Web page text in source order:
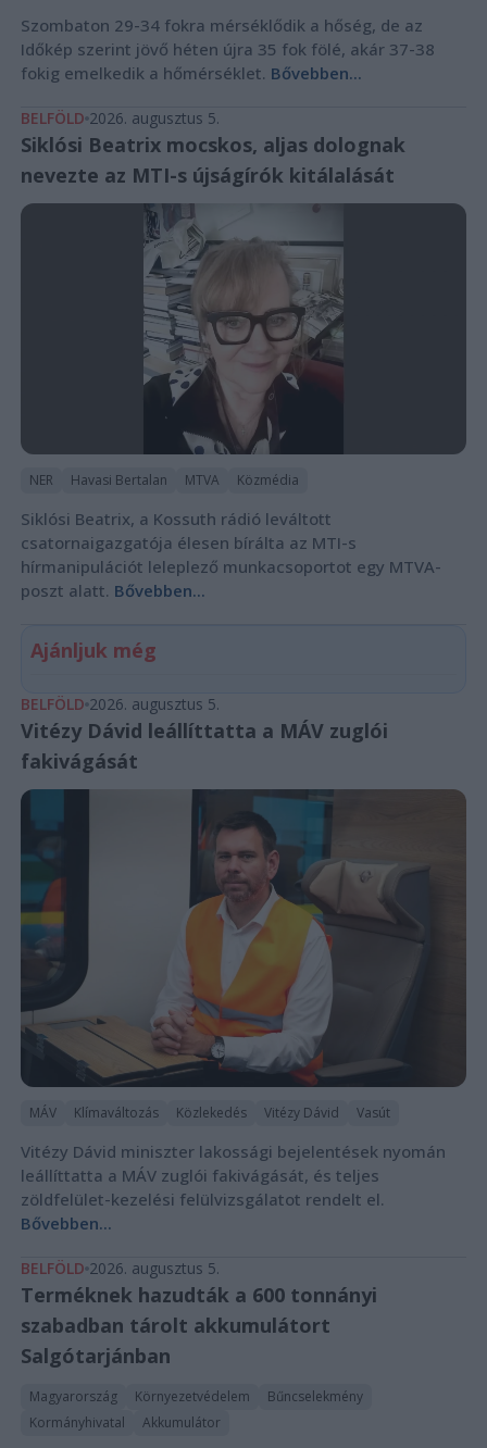
Szombaton 29-34 fokra mérséklődik a hőség, de az
Időkép szerint jövő héten újra 35 fok fölé, akár 37-38
fokig emelkedik a hőmérséklet. Bővebben...
BELFÖLD 2026. augusztus 5.
Siklósi Beatrix mocskos, aljas dolognak
nevezte az MTI-s újságírók kitálalását
NER Havasi Bertalan MTVA Közmédia
Siklósi Beatrix, a Kossuth rádió leváltott
csatornaigazgatója élesen bírálta az MTI-s
hírmanipulációt leleplező munkacsoportot egy MTVA-
poszt alatt. Bővebben...
Ajánljuk még
BELFÖLD 2026. augusztus 5.
Vitézy Dávid leállíttatta a MÁV zuglói
fakivágását
MÁV Klímaváltozás Közlekedés Vitézy Dávid Vasút
Vitézy Dávid miniszter lakossági bejelentések nyomán
leállíttatta a MÁV zuglói fakivágását, és teljes
zöldfelület-kezelési felülvizsgálatot rendelt el.
Bővebben...
BELFÖLD 2026. augusztus 5.
Terméknek hazudták a 600 tonnányi
szabadban tárolt akkumulátort
Salgótarjánban
Magyarország Környezetvédelem
Bűncselekmény
Kormányhivatal
Akkumulátor